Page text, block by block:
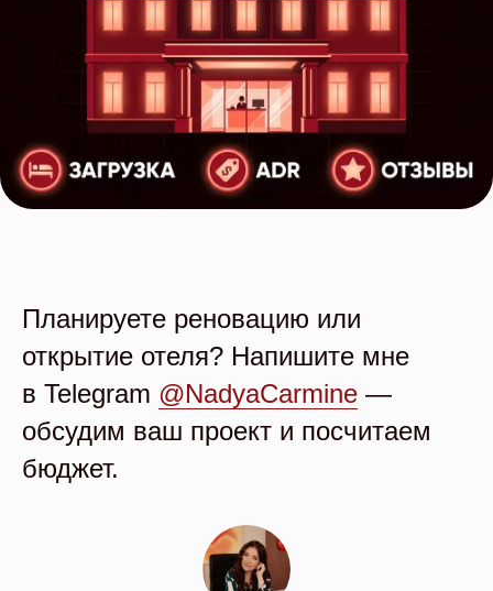
Планируете реновацию или
открытие отеля? Напишите мне
в Telegram @NadyaCarmine —
обсудим ваш проект и посчитаем
бюджет.